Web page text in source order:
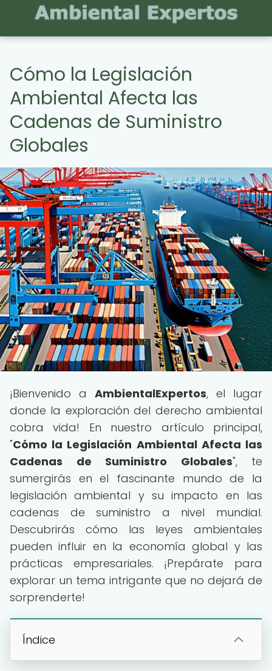
Cómo la Legislación
Ambiental Afecta las
Cadenas de Suministro
Globales
¡Bienvenido a AmbientalExpertos, el lugar
donde la exploración del derecho ambiental
cobra vida! En nuestro artículo principal,
"Cómo la Legislación Ambiental Afecta las
Cadenas de Suministro Globales", te
sumergirás en el fascinante mundo de la
legislación ambiental y su impacto en las
cadenas de suministro a nivel mundial.
Descubrirás cómo las leyes ambientales
pueden influir en la economía global y las
prácticas empresariales. ¡Prepárate para
explorar un tema intrigante que no dejará de
sorprenderte!
Índice